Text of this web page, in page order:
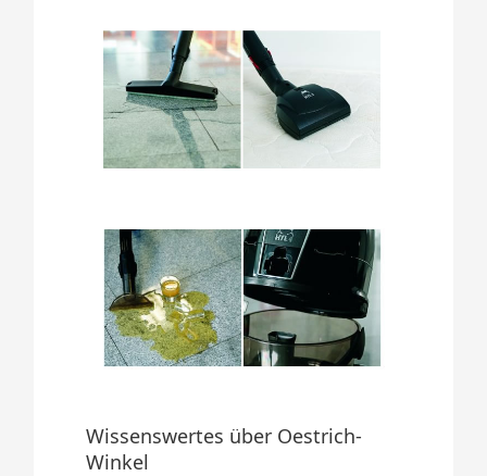
Wissenswertes über Oestrich-
Winkel